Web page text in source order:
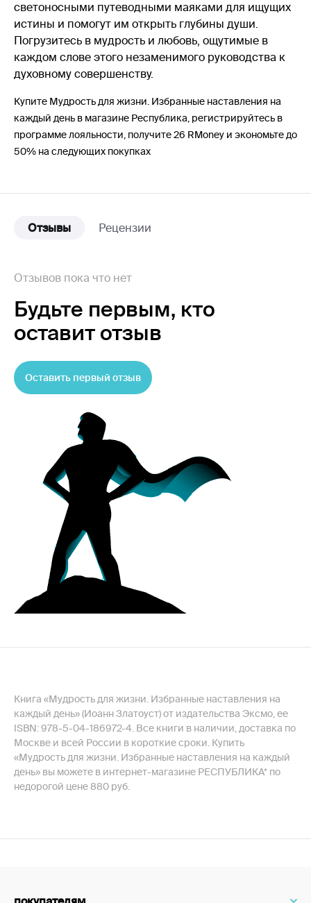
светоносными путеводными маяками для ищущих
истины и помогут им открыть глубины души.
Погрузитесь в мудрость и любовь, ощутимые в
каждом слове этого незаменимого руководства к
духовному совершенству.
Купите Мудрость для жизни. Избранные наставления на
каждый день в магазине Республика, регистрируйтесь в
программе лояльности, получите 26 RMoney и экономьте до
50% на следующих покупках
Отзывы Рецензии
Отзывов пока что нет
Будьте первым, кто
оставит отзыв
Оставить первый отзыв
Книга «Мудрость для жизни. Избранные наставления на
каждый день» (Иоанн Златоуст) от издательства Эксмо, ее
ISBN: 978-5-04-186972-4. Все книги в наличии, доставка по
Москве и всей России в короткие сроки. Купить
«Мудрость для жизни. Избранные наставления на каждый
день» вы можете в интернет-магазине РЕСПУБЛИКА* по
недорогой цене 880 руб.